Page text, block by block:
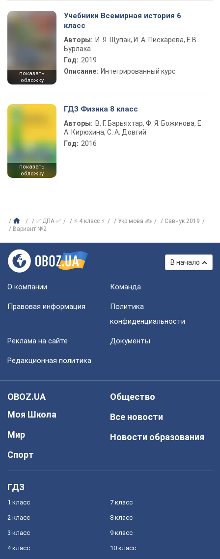
показать
обложку
Учебники Всемирная история 6
класс
Авторы: И. Я. Щупак, И. А. Пискарева, Е.В.
Бурлака
Год: 2019
Описание: Интегрированный курс
показать
обложку
ГДЗ Физика 8 класс
Авторы: В. Г. Барьяхтар, Ф. Я. Божинова, Е.
А. Кирюхина, С. А. Довгий
Год: 2016
✅ ДПА ✅ ⚡ 4 класс ⚡ Укр мова ✍
Савчук 2019
Вариант №2
В начало
О компании Команда
Правовая информация
Политика
конфиденциальности
Реклама на сайте Документы
Редакционная политика
OBOZ.UA
Моя Школа
Мир
Спорт
Общество
Все новости
Новости образования
ГДЗ
1 класс
2 класс
3 класс
4 класс
7 класс
8 класс
9 класс
10 класс